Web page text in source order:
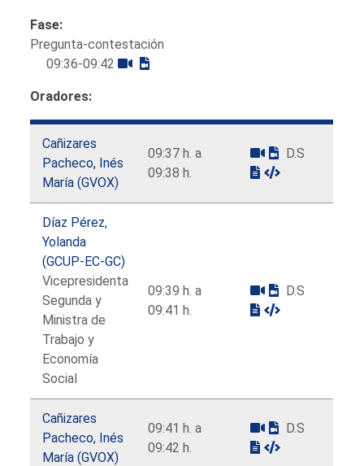
Fase:
Pregunta-contestación
09:36-09:42
Oradores:
Cañizares
Pacheco, Inés
María (GVOX)
09:37 h. a
09:38 h.
D.S
Díaz Pérez,
Yolanda
(GCUP-EC-GC)
Vicepresidenta
Segunda y
Ministra de
Trabajo y
Economía
Social
09:39 h. a
09:41 h.
D.S
Cañizares
Pacheco, Inés
María (GVOX)
09:41 h. a
09:42 h.
D.S